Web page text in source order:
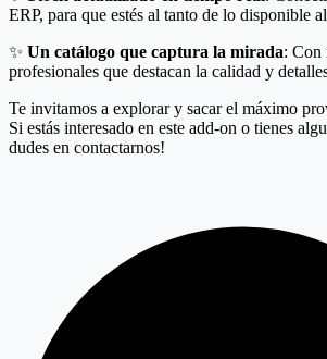
ERP, para que estés al tanto de lo disponible
✨ Un catálogo que captura la mirada: Con
profesionales que destacan la calidad y
Te invitamos a explorar y sacar el máximo
Si estás interesado en este add-on o tienes
dudes en contactarnos!